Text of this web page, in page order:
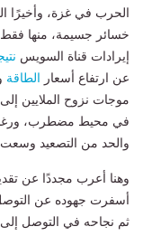
الحرب في غزة، وأخيرًا
إيرادات قناة السويس
عن ارتفاع أسعار
الطاقة
موجات نزوح الملايين
في محيط مضطرب،
والحد من التصعيد
وهنا أعرب مجددًا عن
أسفرت جهوده عن
ثم نجاحه في التوصل